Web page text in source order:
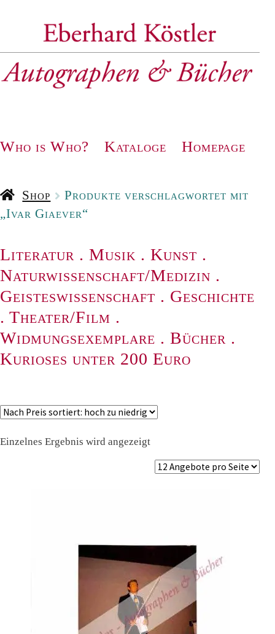
Navigation
Who is Who? Kataloge Homepage
Shop
Produkte verschlagwortet mit
„Ivar Giaever“
Literatur . Musik . Kunst .
Naturwissenschaft/Medizin .
Geisteswissenschaft . Geschichte
. Theater/Film .
Widmungsexemplare . Bücher .
Kurioses unter 200 Euro
Einzelnes Ergebnis wird angezeigt